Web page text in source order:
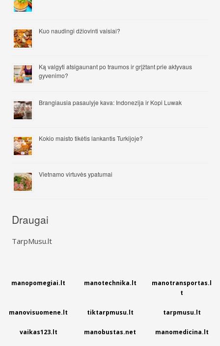
Kuo naudingi džiovinti vaisiai?
Ką valgyti atsigaunant po traumos ir grįžtant prie aktyvaus
gyvenimo?
Brangiausia pasaulyje kava: Indonezija ir Kopi Luwak
Kokio maisto tikėtis lankantis Turkijoje?
Vietnamo virtuvės ypatumai
Draugai
TarpMusu.lt
manopomegiai.lt manotechnika.lt
manotransportas.l
t
manovisuomene.lt tiktarpmusu.lt tarpmusu.lt
vaikas123.lt manobustas.net manomedicina.lt